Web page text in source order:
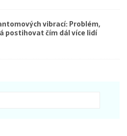
vibrací: Problém,
postihovat čím dál více lidí